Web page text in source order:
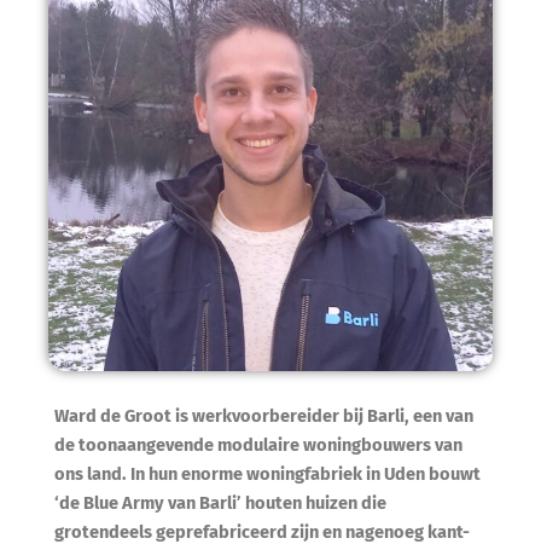
Ward de Groot is werkvoorbereider bij Barli, een van
de toonaangevende modulaire woningbouwers van
ons land. In hun enorme woningfabriek in Uden bouwt
‘de Blue Army van Barli’ houten huizen die
grotendeels geprefabriceerd zijn en nagenoeg kant-